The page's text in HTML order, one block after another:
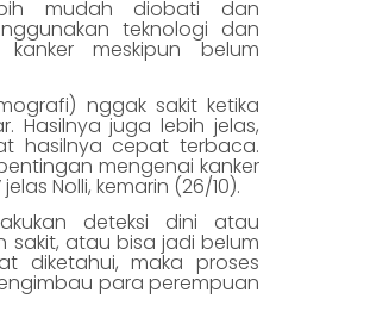
mudah diobati dan
teknologi dan
meskipun belum
nggak sakit ketika
Hasilnya juga lebih jelas,
hasilnya cepat terbaca.
mengenai kanker
Nolli, kemarin (26/10).
deteksi dini atau
sakit, atau bisa jadi belum
diketahui, maka proses
para perempuan